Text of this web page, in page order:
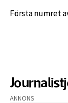
Första numret
ANNONS